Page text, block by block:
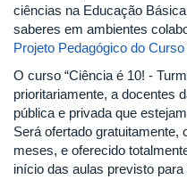
ciências na Educação
saberes em ambientes
Projeto Pedagógico do Curso
O curso “Ciência é 10! -
prioritariamente, a docentes
pública e privada que
Será ofertado gratuitamente,
meses, e oferecido
início das aulas previsto para